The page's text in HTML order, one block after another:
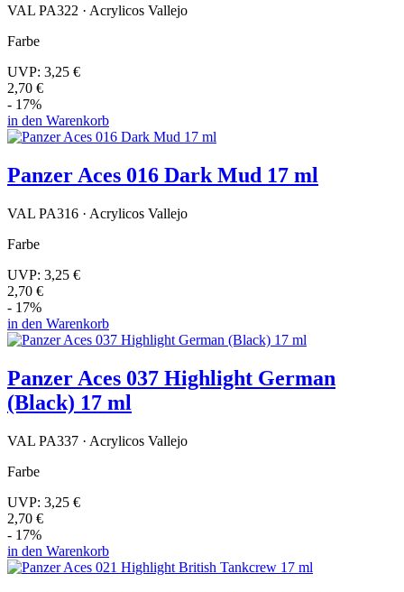
VAL PA322 · Acrylicos Vallejo
Farbe
UVP: 3,25 €
2,70 €
- 17%
in den Warenkorb
Panzer Aces 016 Dark Mud 17 ml
VAL PA316 · Acrylicos Vallejo
Farbe
UVP: 3,25 €
2,70 €
- 17%
in den Warenkorb
Panzer Aces 037 Highlight German
(Black) 17 ml
VAL PA337 · Acrylicos Vallejo
Farbe
UVP: 3,25 €
2,70 €
- 17%
in den Warenkorb